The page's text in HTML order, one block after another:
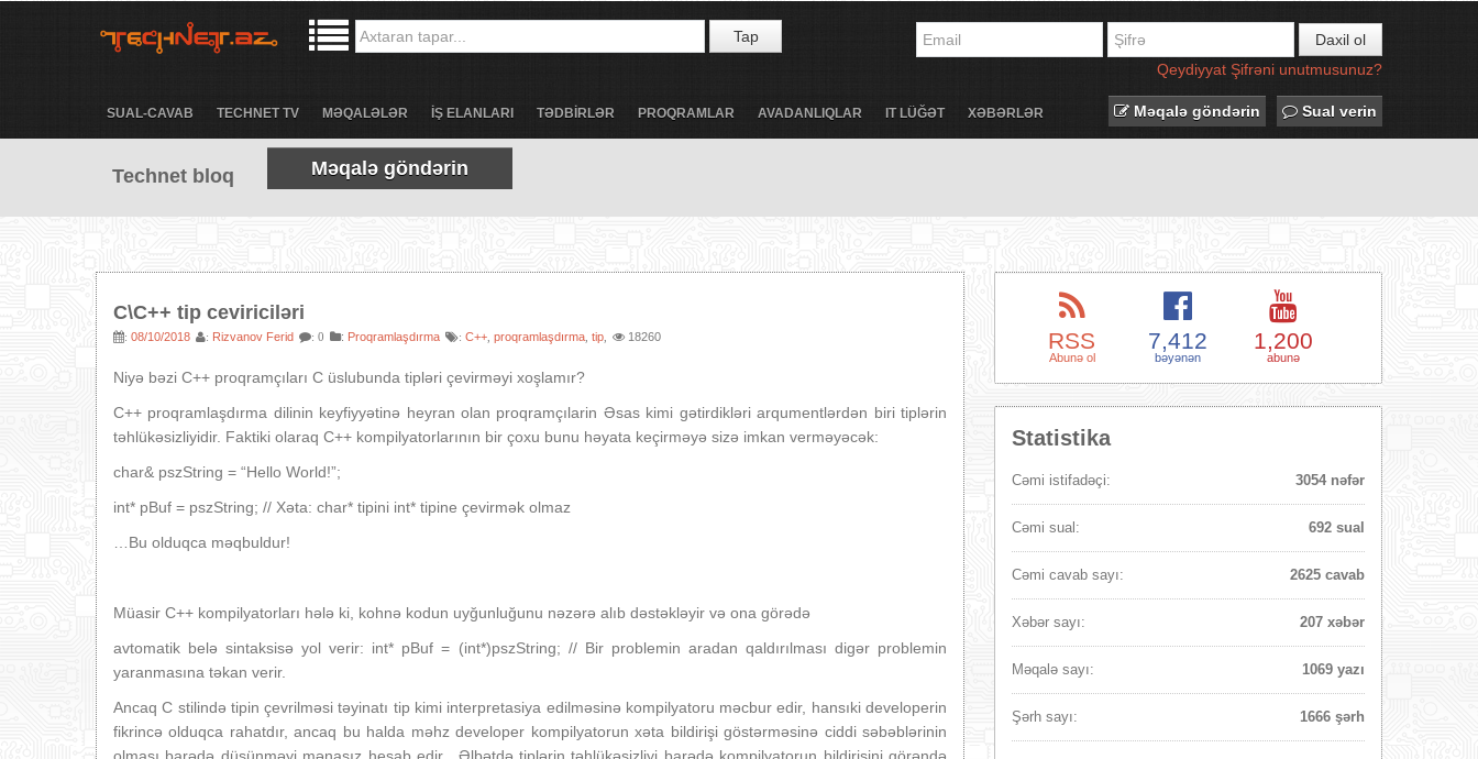
Tap
Daxil ol
Qeydiyyat Şifrəni unutmusunuz?
SUAL-CAVAB TECHNET TV MƏQALƏLƏR İŞ ELANLARI TƏDBİRLƏR PROQRAMLAR AVADANLIQLAR IT LÜĞƏT XƏBƏRLƏR Məqalə göndərin Sual verin
Technet bloq Məqalə göndərin
C\C++ tip ceviriciləri
: 08/10/2018 : Rizvanov Ferid : 0 : Proqramlaşdırma : C++ proqramlaşdırma tip 18260
Niyə bəzi C++ proqramçıları C üslubunda tipləri çevirməyi xoşlamır?
C++ proqramlaşdırma dilinin keyfiyyətinə heyran olan proqramçılarin Əsas kimi gətirdikləri arqumentlərdən biri tiplərin
təhlükəsizliyidir. Faktiki olaraq C++ kompilyatorlarının bir çoxu bunu həyata keçirməyə sizə imkan verməyəcək:
char& pszString = “Hello World!”;
int* pBuf = pszString; // Xəta: char* tipini int* tipine çevirmək olmaz
…Bu olduqca məqbuldur!
Müasir C++ kompilyatorları hələ ki, kohnə kodun uyğunluğunu nəzərə alıb dəstəkləyir və ona görədə
avtomatik belə sintaksisə yol verir: int* pBuf = (int*)pszString; // Bir problemin aradan qaldırılması digər problemin
yaranmasına təkan verir.
Ancaq C stilində tipin çevrilməsi təyinatı tip kimi interpretasiya edilməsinə kompilyatoru məcbur edir, hansıki developerin
fikrincə olduqca rahatdır, ancaq bu halda məhz developer kompilyatorun xəta bildirişi göstərməsinə ciddi səbəblərinin
RSS
Abunə ol
7,412
bəyənən
1,200
abunə
Statistika
Cəmi istifadəçi: 3054 nəfər
Cəmi sual: 692 sual
Cəmi cavab sayı: 2625 cavab
Xəbər sayı: 207 xəbər
Məqalə sayı: 1069 yazı
Şərh sayı: 1666 şərh